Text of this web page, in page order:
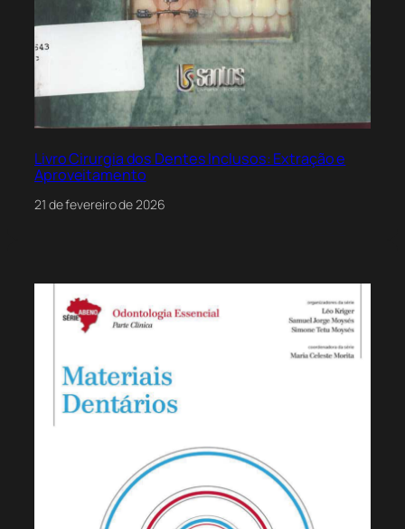
Livro Cirurgia dos Dentes Inclusos: Extração e
Aproveitamento
21 de fevereiro de 2026